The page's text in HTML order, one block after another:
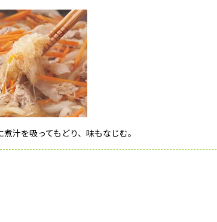
汁を吸ってもどり、味もなじむ。